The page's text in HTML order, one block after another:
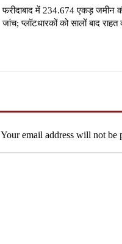
फरीदाबाद में 234.674 एकड़ जमीन
जांच; प्लॉटधारकों को सालों बाद राहत
Your email address will not be